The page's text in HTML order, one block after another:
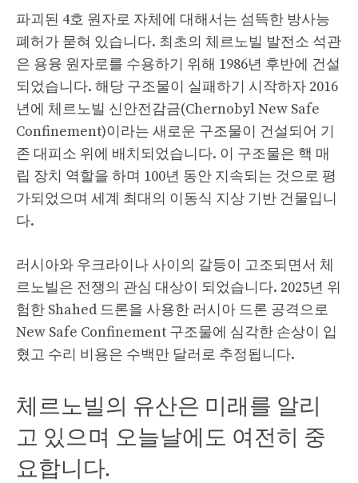
파괴된 4호 원자로 자체에 대해서는 섬뜩한 방사능
폐허가 묻혀 있습니다. 최초의 체르노빌 발전소 석관
은 용융 원자로를 수용하기 위해 1986년 후반에 건설
되었습니다. 해당 구조물이 실패하기 시작하자 2016
년에 체르노빌 신안전감금(Chernobyl New Safe
Confinement)이라는 새로운 구조물이 건설되어 기
존 대피소 위에 배치되었습니다. 이 구조물은 핵 매
립 장치 역할을 하며 100년 동안 지속되는 것으로 평
가되었으며 세계 최대의 이동식 지상 기반 건물입니
다.
러시아와 우크라이나 사이의 갈등이 고조되면서 체
르노빌은 전쟁의 관심 대상이 되었습니다. 2025년 위
험한 Shahed 드론을 사용한 러시아 드론 공격으로
New Safe Confinement 구조물에 심각한 손상이 입
혔고 수리 비용은 수백만 달러로 추정됩니다.
체르노빌의 유산은 미래를 알리
고 있으며 오늘날에도 여전히 중
요합니다.